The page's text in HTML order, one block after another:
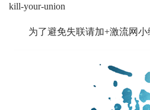
kill-your-union
为了避免失联请加+激流网小